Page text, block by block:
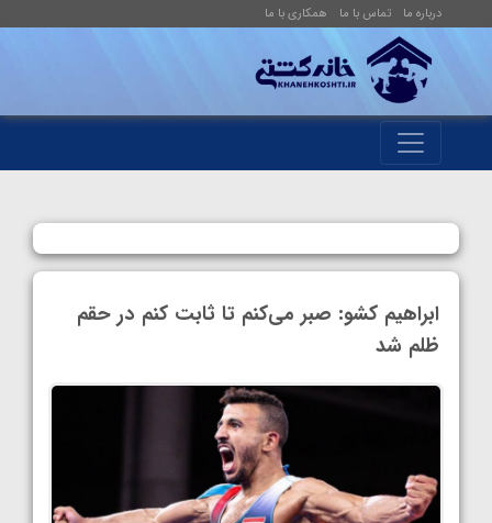
درباره ما تماس با ما همکاری با ما
ابراهیم کشو: صبر می‌کنم تا ثابت کنم در حقم
ظلم شد